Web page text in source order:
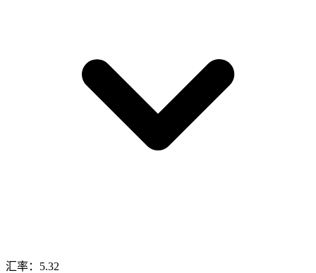
汇率： 5.32